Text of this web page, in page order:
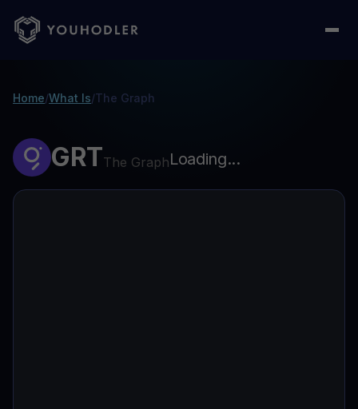
Home/What Is/The Graph
GRTThe GraphLoading...